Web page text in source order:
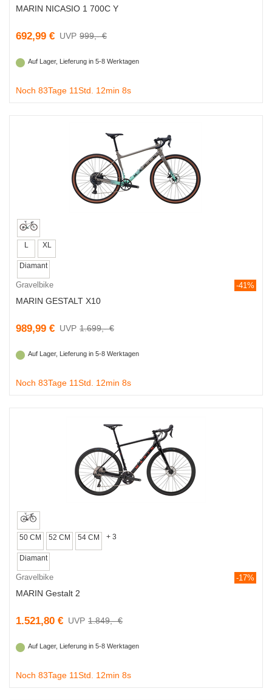
MARIN NICASIO 1 700C Y
692,99 € 999,- €
Auf Lager, Lieferung in 5-8 Werktagen
Noch 83Tage 11Std. 12min 7s
L XL
Diamant
Gravelbike -41%
MARIN GESTALT X10
989,99 € 1.699,- €
Auf Lager, Lieferung in 5-8 Werktagen
Noch 83Tage 11Std. 12min 7s
50 CM 52 CM 54 CM + 3
Diamant
Gravelbike -17%
MARIN Gestalt 2
1.521,80 € 1.849,- €
Auf Lager, Lieferung in 5-8 Werktagen
Noch 83Tage 11Std. 12min 7s